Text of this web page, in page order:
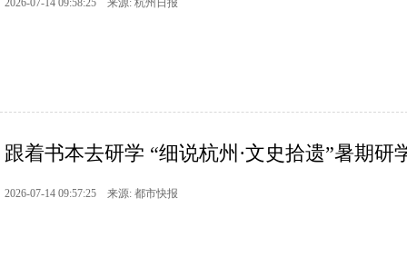
2026-07-14 09:58:25 来源: 杭州日报
跟着书本去研学 “细说杭州·文史拾遗”暑期研
2026-07-14 09:57:25 来源: 都市快报